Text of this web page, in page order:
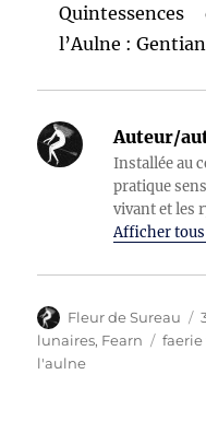
l’Aulne :
Auteur/
Installée au
pratique
vivant et les
Afficher tous
Auteur
Fleur de Sureau
lunaires, Fearn
l'aulne